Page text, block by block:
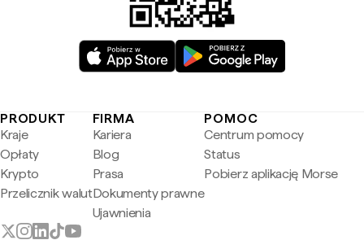
PRODUKT
Kraje
Opłaty
Krypto
Przelicznik walut
FIRMA
Kariera
Blog
Prasa
Dokumenty prawne
Ujawnienia
POMOC
Centrum pomocy
Status
Pobierz aplikację Morse